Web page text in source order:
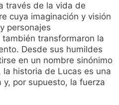
través de la vida de
cuya imaginación y visión
personajes
transformaron la
Desde sus humildes
en un nombre sinónimo
historia de Lucas es una
por supuesto, la fuerza